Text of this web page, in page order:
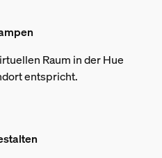
Raum in der Hue
entspricht.